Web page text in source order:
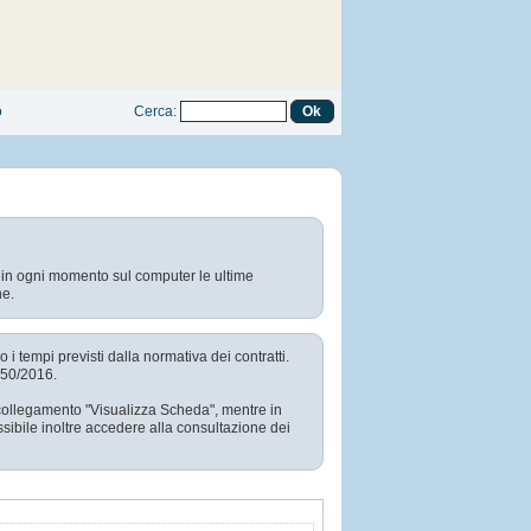
Cerca:
ogni momento sul computer le ultime
i tempi previsti dalla normativa dei contratti.
2016.
"Visualizza Scheda", mentre in
inoltre accedere alla consultazione dei